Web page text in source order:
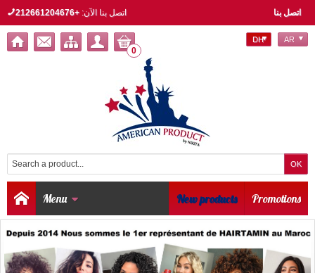
اتصل بنا اتصل بنا الآن:+212661204676
0
DH AR
Menu Promotions
New products